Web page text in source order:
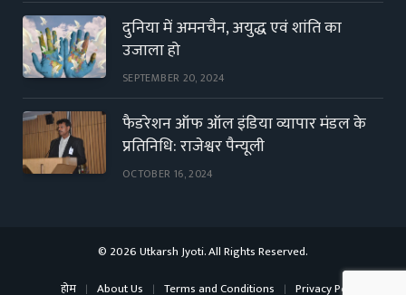
दुनिया में अमनचैन, अयुद्ध एवं शांति का
उजाला हो
SEPTEMBER 20, 2024
फैडरेशन ऑफ ऑल इंडिया व्यापार मंडल के
प्रतिनिधि: राजेश्वर पैन्यूली
OCTOBER 16, 2024
© 2026 Utkarsh Jyoti. All Rights Reserved.
होम
About Us Terms and Conditions Privacy Policy